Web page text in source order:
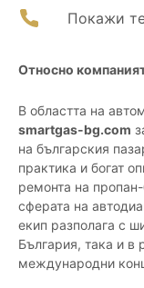
Покажи
Относно
В областта на
smartgas-bg.com
на българския
практика и богат
ремонта на
сферата на
екип разполага с
България, така и в
международни